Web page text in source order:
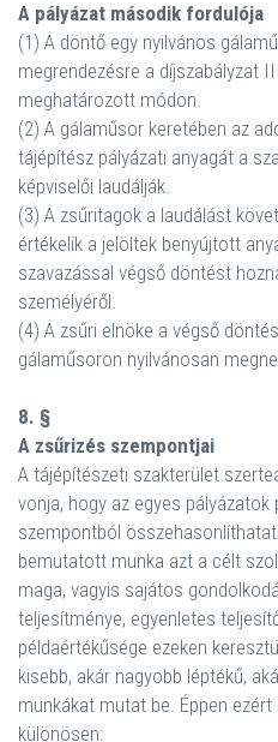
A pályázat második fordulója
(1) A döntő egy nyilvános
megrendezésre a díjszabályzat
meghatározott módon.
(2) A gálaműsor keretében az
tájépítész pályázati anyagát a
képviselői laudálják.
(3) A zsűritagok a laudálást
értékelik a jelöltek benyújtott
szavazással végső döntést
személyéről.
(4) A zsűri elnöke a végső
gálaműsoron nyilvánosan
8. §
A zsűrizés szempontjai
A tájépítészeti szakterület
vonja, hogy az egyes
szempontból
bemutatott munka azt a célt
maga, vagyis sajátos
teljesítménye, egyenletes
példaértékűsége ezeken
kisebb, akár nagyobb léptékű,
munkákat mutat be. Éppen
különösen: